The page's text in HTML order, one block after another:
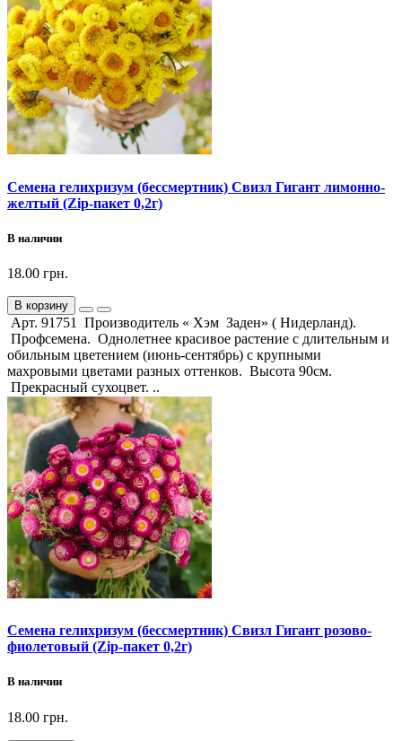
Семена гелихризум (бессмертник) Свизл Гигант лимонно-
желтый (Zip-пакет 0,2г)
В наличии
18.00 грн.
В корзину
Арт. 91751 Производитель « Хэм Заден» ( Нидерланд).
Профсемена. Однолетнее красивое растение с длительным и
обильным цветением (июнь-сентябрь) с крупными
махровыми цветами разных оттенков. Высота 90см.
Прекрасный сухоцвет. ..
Семена гелихризум (бессмертник) Свизл Гигант розово-
фиолетовый (Zip-пакет 0,2г)
В наличии
18.00 грн.